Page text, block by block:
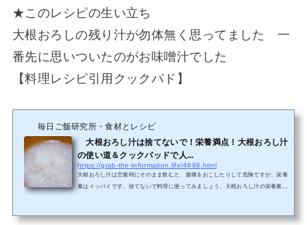
★このレシピの生い立ち
大根おろしの残り汁が勿体無く思ってました 一
番先に思いついたのがお味噌汁でした
【料理レシピ引用クックパド】
毎日ご飯研究所・食材とレシピ
大根おろし汁は捨てないで！栄養満点！大根おろし汁
の使い道＆クックパッドで人...
https://grab-the-information.life/4698.html
大根おろし汁は空腹時にそのまま飲むと、腹痛をおこしたりして危険ですが、栄養
素はイッパイです。捨てないで料理に使ってみましょう。大根おろし汁の栄養素と
ジアスターゼという酵素はデンプン分解酵素２、プロテアーゼ★プロテアーゼはタ